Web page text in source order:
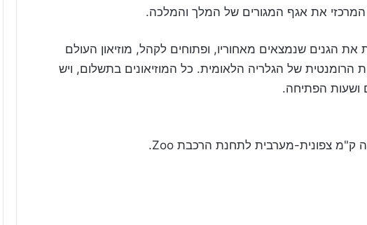
המרכזי את אגף המגורים של המלך והמלכה.
את הגנים שנמצאים מאחוריו, ופתוחים לקהל, מוזיאון העולם
הרומנטית של הגלריה הלאומית. כל המוזיאונים בתשלום, ויש
ושעות הפתיחה.